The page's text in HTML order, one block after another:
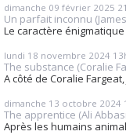
dimanche 09 février 2025
Un parfait inconnu
Le caractère
lundi 18 novembre 2024
The substance (Coralie
A côté de Coralie
dimanche 13 octobre 2024
The apprentice (Ali
Après les humains